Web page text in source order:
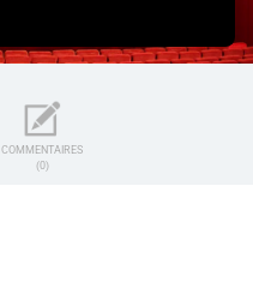
COMMENTAIRES
(0)